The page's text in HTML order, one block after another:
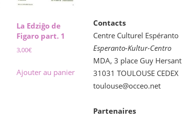
La Edziĝo de
Figaro part. 1
3,00€
Ajouter au panier
Contacts
Centre Culturel Espéranto
Esperanto-Kultur-Centro
MDA, 3 place Guy Hersant
31031 TOULOUSE CEDEX
toulouse@occeo.net
Partenaires